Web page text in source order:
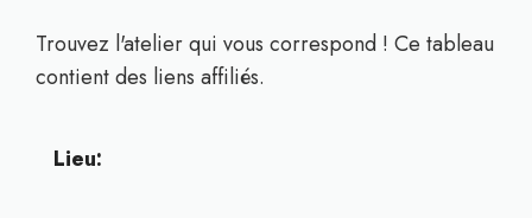
Trouvez l'atelier qui vous correspond ! Ce tableau
contient des liens affiliés.
Lieu: